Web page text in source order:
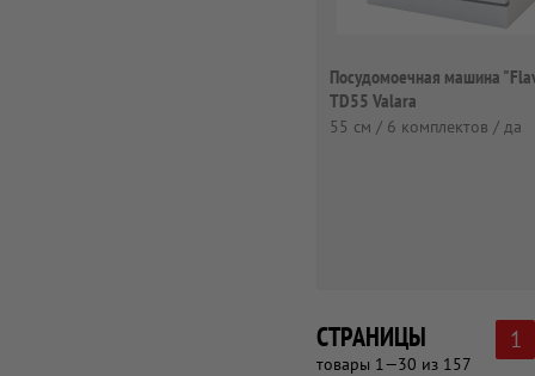
Посудомоечная машина
TD55 Valara
55 см / 6 комплектов / да
СТРАНИЦЫ
товары 1—30 из 157
1